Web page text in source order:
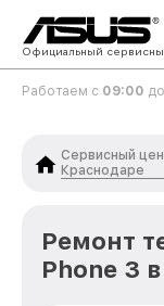
Официальный
Работаем с 09:00 до
Сервисный
Краснодаре
Ремонт
Phone 3